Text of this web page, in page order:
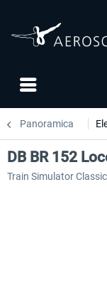
Panoramica
DB BR 152
Train Simulator Classic